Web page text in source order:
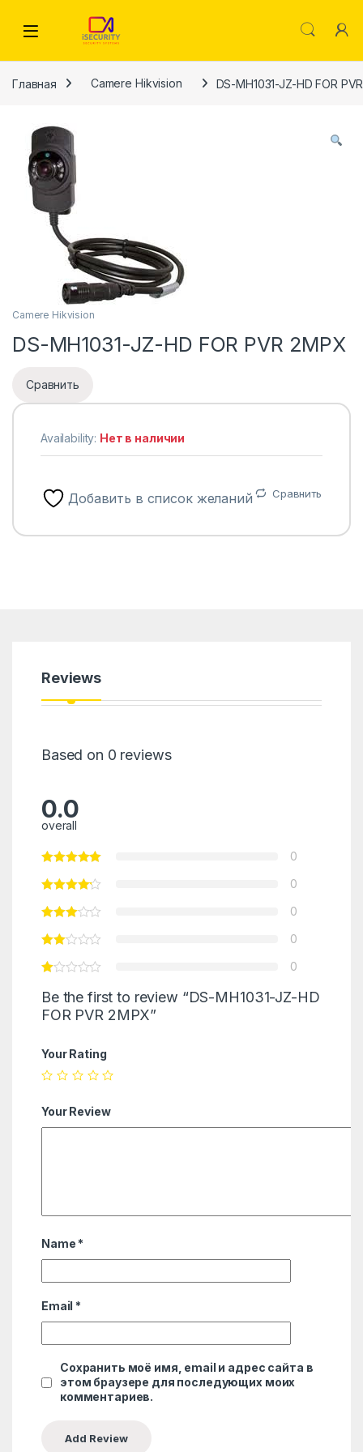
Главная Camere Hikvision DS-MH1031-JZ-HD FOR
Camere Hikvision
DS-MH1031-JZ-HD FOR PVR 2MPX
Сравнить
Availability: Нет в наличии
Добавить в список желаний Сравнить
Reviews
Based on 0 reviews
0.0
overall
0
0
0
0
0
Be the first to review “DS-MH1031-JZ-HD
FOR PVR 2MPX”
Your Rating
Your Review
Name *
Email *
Сохранить моё имя, email и адрес сайта в
этом браузере для последующих моих
комментариев.